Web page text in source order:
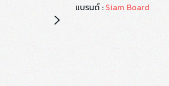
แบรนด์ : Siam Board